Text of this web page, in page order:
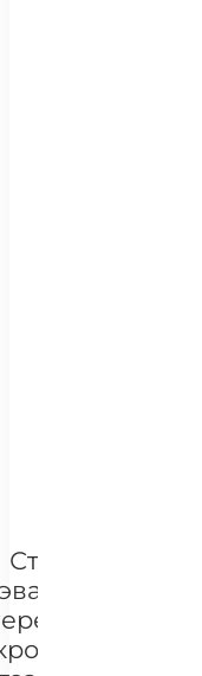
+ 100
Стоимость
и